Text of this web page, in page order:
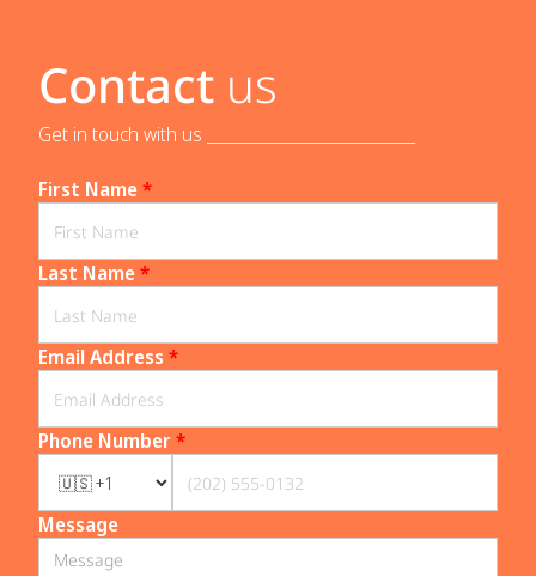
Contact us
Get in touch with us _____________________________
First Name*
Last Name*
Email Address *
Phone Number*
Message